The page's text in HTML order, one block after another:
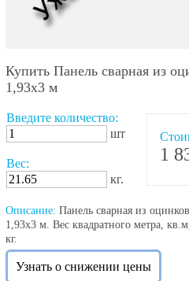
Купить Панель сварная из
1,93х3 м
Введите количество:
шт
Вес:
кг.
1
Описание: Панель сварная из
1,93х3 м. Вес квадратного метра,
кг.
Узнать о снижении цены